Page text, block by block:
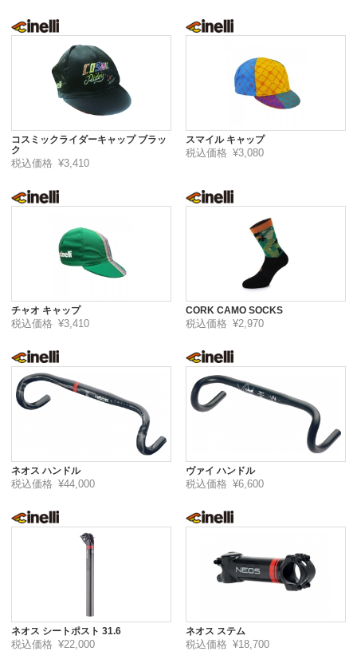
コスミックライダーキャップ ブラッ
ク
税込価格 ¥3,410
スマイル キャップ
税込価格 ¥3,080
チャオ キャップ
税込価格 ¥3,410
CORK CAMO SOCKS
税込価格 ¥2,970
ネオス ハンドル
税込価格 ¥44,000
ヴァイ ハンドル
税込価格 ¥6,600
ネオス シートポスト 31.6
税込価格 ¥22,000
ネオス ステム
税込価格 ¥18,700